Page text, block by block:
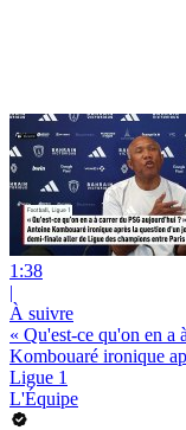
1:38
|
À suivre
« Qu'est-ce qu'on en a
Kombouaré ironique
Ligue 1
L'Équipe